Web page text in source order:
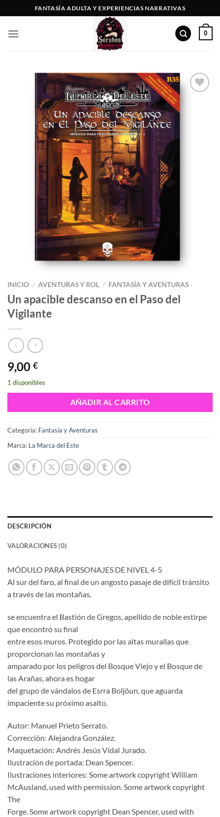
al
contenido
FANTASÍA ADULTA Y EXPERIENCIAS NARRATIVAS
0
INICIO / AVENTURAS Y ROL / FANTASÍA Y AVENTURAS
Un apacible descanso en el Paso del
Vigilante
9,00 €
1 disponibles
AÑADIR AL CARRITO
Categoría: Fantasía y Aventuras
Marca: La Marca del Este
DESCRIPCIÓN
VALORACIONES (0)
MÓDULO PARA PERSONAJES DE NIVEL 4-5
Al sur del faro, al final de un angosto pasaje de difícil tránsito
a través de las montañas,
se encuentra el Bastión de Gregos, apellido de noble estirpe
que encontró su final
entre esos muros. Protegido por las altas murallas que
proporcionan las montañas y
amparado por los peligros del Bosque Viejo y el Bosque de
las Arañas, ahora es hogar
del grupo de vándalos de Esrra Boljöun, que aguarda
impaciente su próximo asalto.
Autor: Manuel Prieto Serrato.
Corrección: Alejandra González.
Maquetación: Andrés Jesús Vidal Jurado.
Ilustración de portada: Dean Spencer.
Ilustraciones interiores: Some artwork copyright William
McAusland, used with permission. Some artwork copyright
The
Forge. Some artwork copyright Dean Spencer, used with